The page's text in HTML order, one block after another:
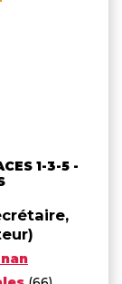
1-3-5 -